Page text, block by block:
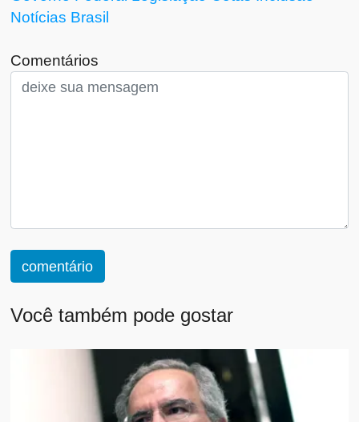
Notícias Brasil
Comentários
comentário
Você também pode gostar